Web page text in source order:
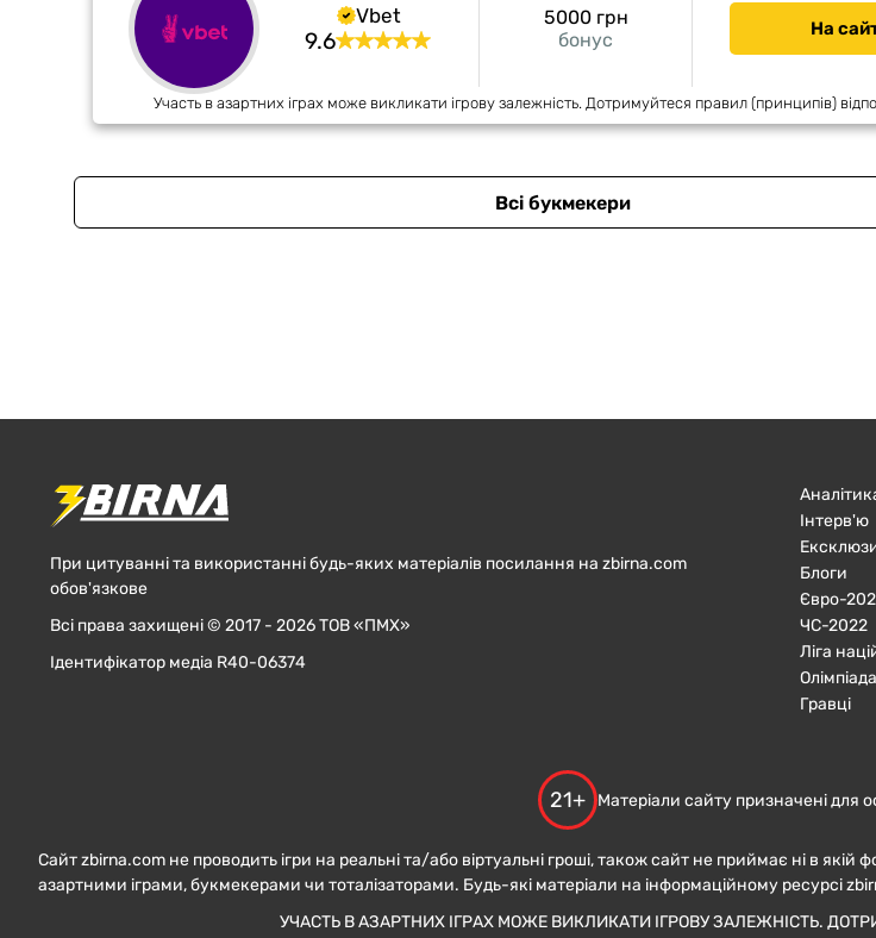
Vbet
9.6 бонус
5000 грн На
Участь в азартних іграх може викликати ігрову залежність. Дотримуйтеся правил (принципів)
Всі букмекери
При цитуванні та використанні будь-яких матеріалів посилання на zbirna.com
обов'язкове
Всі права захищені © 2017 - 2026 ТОВ «ПМХ»
Ідентифікатор медіа R40-06374
Інтерв'ю
Блоги
Євро-
ЧC-2022
Ліга
Гравці
21+ Матеріали сайту призначені для
Сайт zbirna.com не проводить ігри на реальні та/або віртуальні гроші, також сайт не приймає ні в якій
азартними іграми, букмекерами чи тоталізаторами. Будь-які матеріали на інформаційному ресурсі
УЧАСТЬ В АЗАРТНИХ ІГРАХ МОЖЕ ВИКЛИКАТИ ІГРОВУ ЗАЛЕЖНІСТЬ.